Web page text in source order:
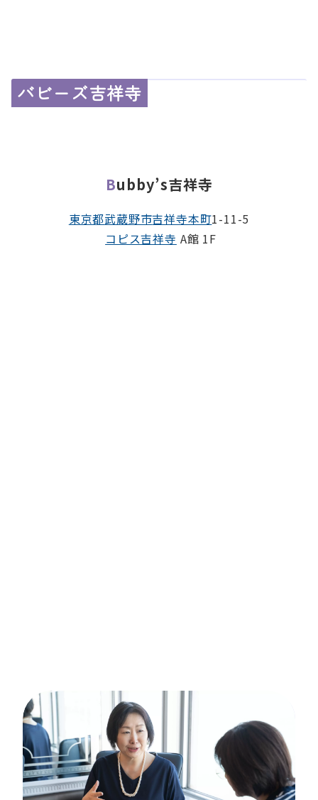
バビーズ吉祥寺
Bubby’s吉祥寺
東京都武蔵野市吉祥寺本町1-11-5
コピス吉祥寺 A館 1F